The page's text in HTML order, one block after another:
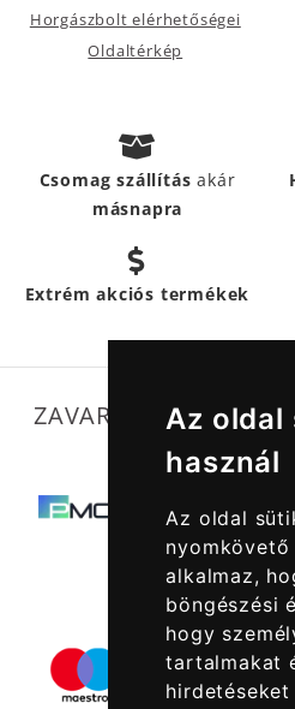
Az oldal
használ
Az oldal
alkalmaz,
böngészési
hogy
tartalmakat
Horgászbolt elérhetőségei
Oldaltérkép
Csomag szállításakár
másnapra
Extrém akciós termékek
ZAVARTALAN